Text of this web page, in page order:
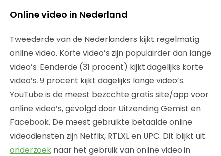
Online video in Nederland
Tweederde van de Nederlanders kijkt regelmatig
online video. Korte video’s zijn populairder dan lange
video’s. Eenderde (31 procent) kijkt dagelijks korte
video’s, 9 procent kijkt dagelijks lange video’s.
YouTube is de meest bezochte gratis site/app voor
online video’s, gevolgd door Uitzending Gemist en
Facebook. De meest gebruikte betaalde online
videodiensten zijn Netflix, RTLXL en UPC. Dit blijkt uit
onderzoek naar het gebruik van online video in